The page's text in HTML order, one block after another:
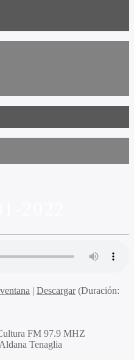
| Descargar(Duración:
FM 97.9 MHZ
Tenaglia